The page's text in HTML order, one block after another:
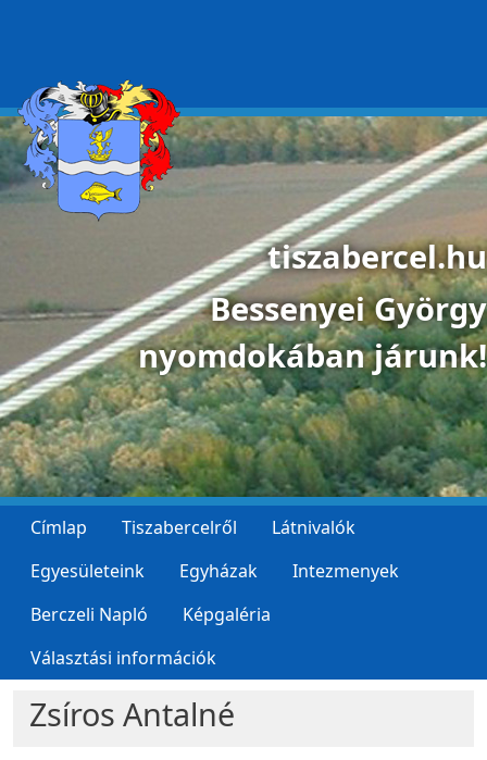
tiszabercel.hu
Bessenyei György
nyomdokában járunk!
Címlap Tiszabercelről
Látnivalók
Egyesületeink
Egyházak
Intezmenyek
Berczeli Napló
Képgaléria
Választási információk
Zsíros Antalné